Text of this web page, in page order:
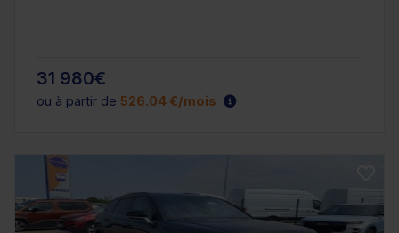
31 980€
ou à partir de 526.04 €/mois